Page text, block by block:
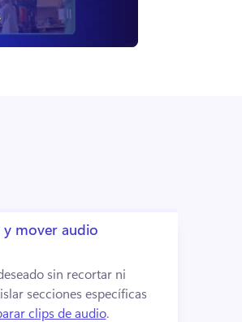
y mover audio
sin recortar ni
secciones específicas
clips de audio.